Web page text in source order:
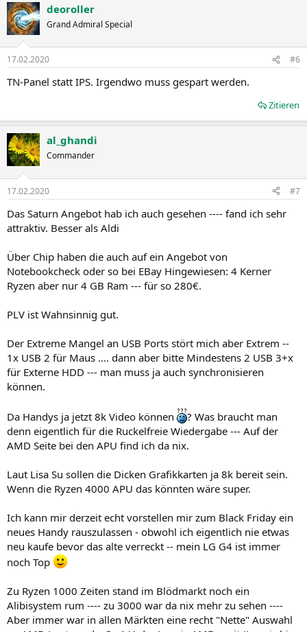
deoroller
Grand Admiral Special
17.02.2020 #6
TN-Panel statt IPS. Irgendwo muss gespart werden.
Zitieren
al_ghandi
Commander
17.02.2020 #7
Das Saturn Angebot hab ich auch gesehen ---- fand ich sehr
attraktiv. Besser als Aldi
Über Chip haben die auch auf ein Angebot von
Notebookcheck oder so bei EBay Hingewiesen: 4 Kerner
Ryzen aber nur 4 GB Ram --- für so 280€.
PLV ist Wahnsinnig gut.
Der Extreme Mangel an USB Ports stört mich aber Extrem --
1x USB 2 für Maus .... dann aber bitte Mindestens 2 USB 3+x
für Externe HDD --- man muss ja auch synchronisieren
können.
Da Handys ja jetzt 8k Video können
? Was braucht man
denn eigentlich für die Ruckelfreie Wiedergabe --- Auf der
AMD Seite bei den APU find ich da nix.
Laut Lisa Su sollen die Dicken Grafikkarten ja 8k bereit sein.
Wenn die Ryzen 4000 APU das könnten wäre super.
Ich kann mir derzeit echt vorstellen mir zum Black Friday ein
neues Handy rauszulassen - obwohl ich eigentlich nie etwas
neu kaufe bevor das alte verreckt -- mein LG G4 ist immer
noch Top
Zu Ryzen 1000 Zeiten stand im Blödmarkt noch ein
Alibisystem rum ---- zu 3000 war da nix mehr zu sehen ----
Aber immer war in allen Märkten eine recht "Nette" Auswahl